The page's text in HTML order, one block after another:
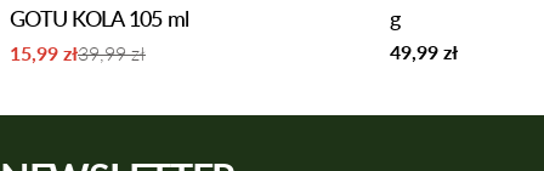
GOTU KOLA 105 ml
Cena
15,99 zł
Normalna39,99 zł
g
Normalna
49,99 zł